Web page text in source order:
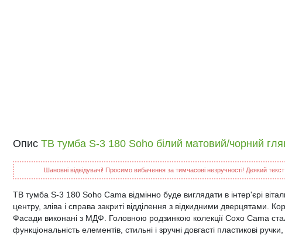
Опис ТВ тумба S-3 180 Soho білий матовий/чорний
Шановні відвідувачі! Просимо вибачення за тимчасові незручності! Деякий текст
ТВ тумба S-3 180 Soho Cama відмінно буде виглядати в інтер'єрі
центру, зліва і справа закриті відділення з відкидними дверцятами.
Фасади виконані з МДФ. Головною родзинкою колекції Сохо Cama
функціональність елементів, стильні і зручні довгасті пластикові